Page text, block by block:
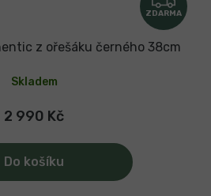
D
A
ZDARMA
z ořešáku černého 38cm
Skladem
2 990 Kč
Do košíku